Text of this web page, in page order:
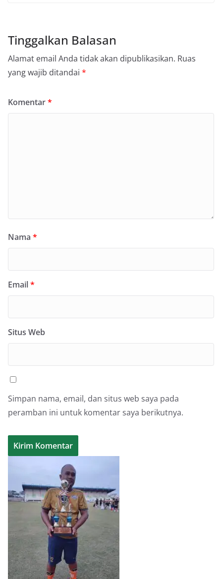
Tinggalkan Balasan
Alamat email Anda tidak akan dipublikasikan. Ruas
yang wajib ditandai *
Komentar*
Nama *
Email*
Situs Web
Simpan nama, email, dan situs web saya pada
peramban ini untuk komentar saya berikutnya.